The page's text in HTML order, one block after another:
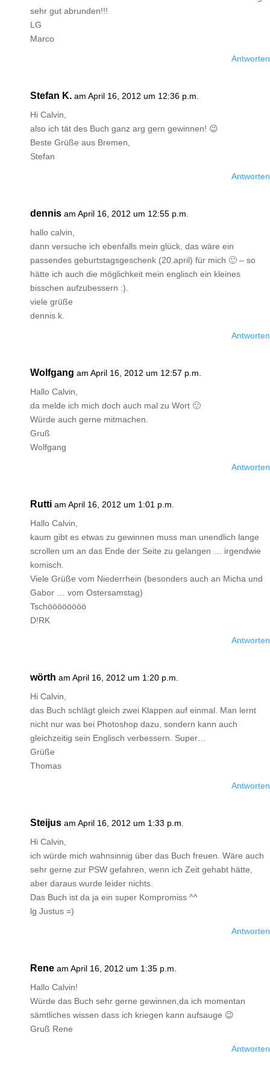
sehr gut abrunden!!!
LG
Marco
Antworten
Stefan K. am April 16, 2012 um 12:36 p.m.
Hi Calvin,
also ich tät des Buch ganz arg gern gewinnen! 😉
Beste Grüße aus Bremen,
Stefan
Antworten
dennis am April 16, 2012 um 12:55 p.m.
hallo calvin,
dann versuche ich ebenfalls mein glück, das wäre ein
passendes geburtstagsgeschenk (20.april) für mich 🙂 – so
hätte ich auch die möglichkeit mein englisch ein kleines
bisschen aufzubessern :).
viele grüße
dennis k.
Antworten
Wolfgang am April 16, 2012 um 12:57 p.m.
Hallo Calvin,
da melde ich mich doch auch mal zu Wort 🙂
Würde auch gerne mitmachen.
Gruß
Wolfgang
Antworten
Rutti am April 16, 2012 um 1:01 p.m.
Hallo Calvin,
kaum gibt es etwas zu gewinnen muss man unendlich lange
scrollen um an das Ende der Seite zu gelangen … irgendwie
komisch.
Viele Grüße vom Niederrhein (besonders auch an Micha und
Gabor … vom Ostersamstag)
Tschöööööööö
D!RK
Antworten
wörth am April 16, 2012 um 1:20 p.m.
Hi Calvin,
das Buch schlägt gleich zwei Klappen auf einmal. Man lernt
nicht nur was bei Photoshop dazu, sondern kann auch
gleichzeitig sein Englisch verbessern. Super…
Grüße
Thomas
Antworten
Steijus am April 16, 2012 um 1:33 p.m.
Hi Calvin,
ich würde mich wahnsinnig über das Buch freuen. Wäre auch
sehr gerne zur PSW gefahren, wenn ich Zeit gehabt hätte,
aber daraus wurde leider nichts.
Das Buch ist da ja ein super Kompromiss ^^
lg Justus =)
Antworten
Rene am April 16, 2012 um 1:35 p.m.
Hallo Calvin!
Würde das Buch sehr gerne gewinnen,da ich momentan
sämtliches wissen dass ich kriegen kann aufsauge 😉
Gruß Rene
Antworten